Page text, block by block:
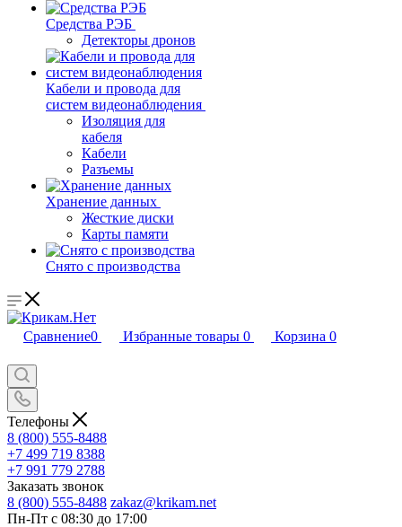
Средства РЭБ
Детекторы дронов
Кабели и провода для
систем видеонаблюдения
Изоляция для
кабеля
Кабели
Разъемы
Хранение данных
Жесткие диски
Карты памяти
Снято с производства
Сравнение0 Избранные товары 0 Корзина 0
Телефоны
8 (800) 555-8488
+7 499 719 8388
+7 991 779 2788
Заказать звонок
8 (800) 555-8488 zakaz@krikam.net
Пн-Пт с 08:30 до 17:00